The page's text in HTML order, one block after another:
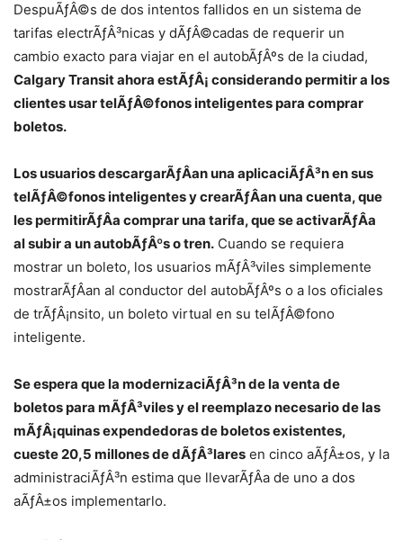
DespuÃƒÂ©s de dos intentos fallidos en un sistema de
tarifas electrÃƒÂ³nicas y dÃƒÂ©cadas de requerir un
cambio exacto para viajar en el autobÃƒÂºs de la ciudad,
Calgary Transit ahora estÃƒÂ¡ considerando permitir a los
clientes usar telÃƒÂ©fonos inteligentes para comprar
boletos.
Los usuarios descargarÃƒÂ­an una aplicaciÃƒÂ³n en sus
telÃƒÂ©fonos inteligentes y crearÃƒÂ­an una cuenta, que
les permitirÃƒÂ­a comprar una tarifa, que se activarÃƒÂ­a
al subir a un autobÃƒÂºs o tren. Cuando se requiera
mostrar un boleto, los usuarios mÃƒÂ³viles simplemente
mostrarÃƒÂ­an al conductor del autobÃƒÂºs o a los oficiales
de trÃƒÂ¡nsito, un boleto virtual en su telÃƒÂ©fono
inteligente.
Se espera que la modernizaciÃƒÂ³n de la venta de
boletos para mÃƒÂ³viles y el reemplazo necesario de las
mÃƒÂ¡quinas expendedoras de boletos existentes,
cueste 20,5 millones de dÃƒÂ³lares en cinco aÃƒÂ±os, y la
administraciÃƒÂ³n estima que llevarÃƒÂ­a de uno a dos
aÃƒÂ±os implementarlo.